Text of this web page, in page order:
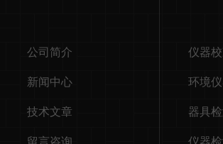
公司简介
新闻中心
技术文章
留言咨询
仪器
环境
器具检
仪器检